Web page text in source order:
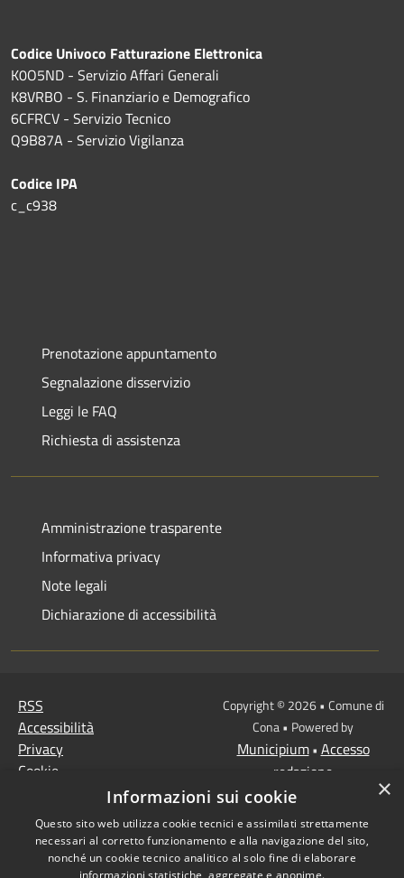
Codice Univoco Fatturazione Elettronica
K0O5ND - Servizio Affari Generali
K8VRBO - S. Finanziario e Demografico
6CFRCV - Servizio Tecnico
Q9B87A - Servizio Vigilanza
Codice IPA
c_c938
Prenotazione appuntamento
Segnalazione disservizio
Leggi le FAQ
Richiesta di assistenza
Amministrazione trasparente
Informativa privacy
Note legali
Dichiarazione di accessibilità
RSS
Accessibilità
Privacy
Cookie
MISSIONE 2 Rivoluzione
verde e transizione
ecologica
Copyright © 2026 • Comune di
Cona • Powered by
Municipium• Accesso
redazione
×
Informazioni sui cookie
Questo sito web utilizza cookie tecnici e assimilati strettamente
necessari al corretto funzionamento e alla navigazione del sito,
nonché un cookie tecnico analitico al solo fine di elaborare
informazioni statistiche, aggregate e anonime.